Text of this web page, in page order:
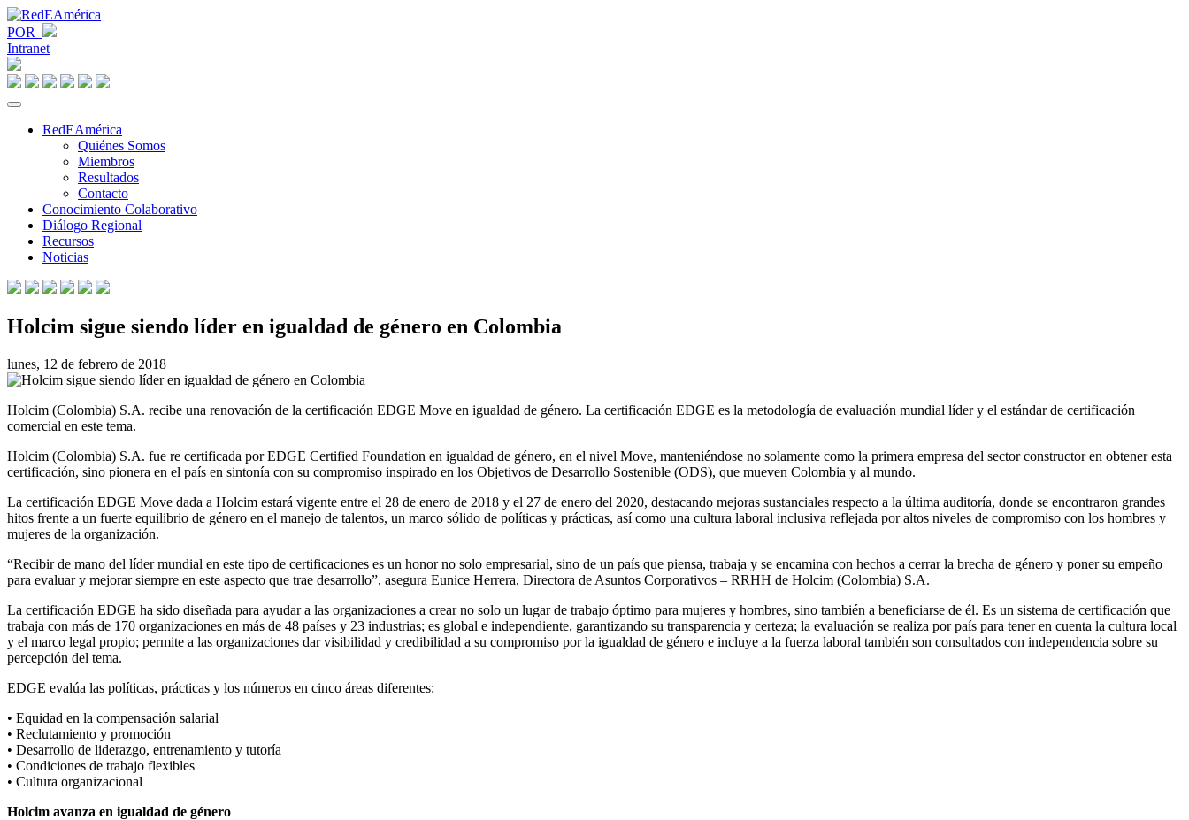
POR
Intranet
RedEAmérica
Quiénes Somos
Miembros
Resultados
Contacto
Conocimiento Colaborativo
Diálogo Regional
Recursos
Noticias
Holcim sigue siendo líder en igualdad de género en Colombia
lunes, 12 de febrero de 2018
Holcim (Colombia) S.A. recibe una renovación de la certificación EDGE Move en igualdad de género. La certificación EDGE es la metodología de evaluación mundial líder y el estándar de certificación
comercial en este tema.
Holcim (Colombia) S.A. fue re certificada por EDGE Certified Foundation en igualdad de género, en el nivel Move, manteniéndose no solamente como la primera empresa del sector constructor en obtener esta
certificación, sino pionera en el país en sintonía con su compromiso inspirado en los Objetivos de Desarrollo Sostenible (ODS), que mueven Colombia y al mundo.
La certificación EDGE Move dada a Holcim estará vigente entre el 28 de enero de 2018 y el 27 de enero del 2020, destacando mejoras sustanciales respecto a la última auditoría, donde se encontraron grandes
hitos frente a un fuerte equilibrio de género en el manejo de talentos, un marco sólido de políticas y prácticas, así como una cultura laboral inclusiva reflejada por altos niveles de compromiso con los hombres y
mujeres de la organización.
“Recibir de mano del líder mundial en este tipo de certificaciones es un honor no solo empresarial, sino de un país que piensa, trabaja y se encamina con hechos a cerrar la brecha de género y poner su empeño
para evaluar y mejorar siempre en este aspecto que trae desarrollo”, asegura Eunice Herrera, Directora de Asuntos Corporativos – RRHH de Holcim (Colombia) S.A.
La certificación EDGE ha sido diseñada para ayudar a las organizaciones a crear no solo un lugar de trabajo óptimo para mujeres y hombres, sino también a beneficiarse de él. Es un sistema de certificación que
trabaja con más de 170 organizaciones en más de 48 países y 23 industrias; es global e independiente, garantizando su transparencia y certeza; la evaluación se realiza por país para tener en cuenta la cultura local
y el marco legal propio; permite a las organizaciones dar visibilidad y credibilidad a su compromiso por la igualdad de género e incluye a la fuerza laboral también son consultados con independencia sobre su
percepción del tema.
EDGE evalúa las políticas, prácticas y los números en cinco áreas diferentes:
• Equidad en la compensación salarial
• Reclutamiento y promoción
• Desarrollo de liderazgo, entrenamiento y tutoría
• Condiciones de trabajo flexibles
• Cultura organizacional
Holcim avanza en igualdad de género